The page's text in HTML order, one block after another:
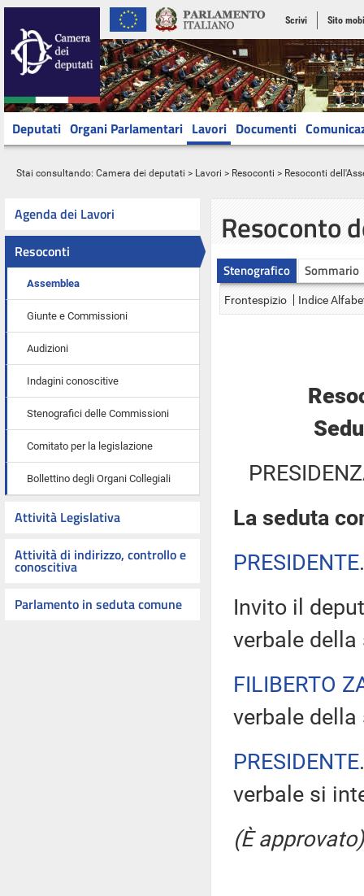
Scrivi Sito
Deputati Organi Parlamentari Lavori Documenti
Stai consultando: Camera dei deputati > Lavori > Resoconti > Resoconti
Agenda dei Lavori
Resoconti
Assemblea
Giunte e Commissioni
Audizioni
Indagini conoscitive
Stenografici delle Commissioni
Comitato per la legislazione
Bollettino degli Organi Collegiali
Attività Legislativa
Attività di indirizzo, controllo e
conoscitiva
Parlamento in seduta comune
Resoconto
Stenografico Sommario
Frontespizio Indice
La seduta
PRESIDENTE
Invito il
verbale della
FILIBERTO
verbale
PRESIDENTE
verbale si
(È approvato)